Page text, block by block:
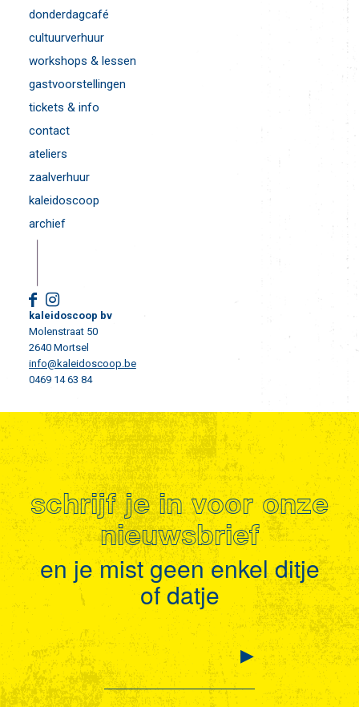
donderdagcafé
cultuurverhuur
workshops & lessen
gastvoorstellingen
tickets & info
contact
ateliers
zaalverhuur
kaleidoscoop
archief
kaleidoscoop bv
Molenstraat 50
2640 Mortsel
info@kaleidoscoop.be
0469 14 63 84
schrijf je in voor onze
nieuwsbrief
en je mist geen enkel ditje
of datje